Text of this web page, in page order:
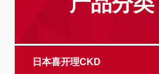
日本喜开理CKD